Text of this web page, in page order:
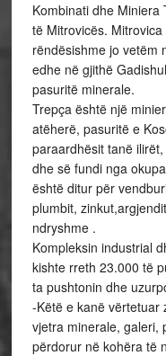
Kombinati dhe
të Mitrovicës.
rëndësishme jo vetëm
edhe në gjithë
pasuritë minerale.
Trepça është një
atëherë, pasuritë e
paraardhësit tanë
dhe së fundi nga
është ditur për
plumbit,
ndryshme .
Kompleksin industrial
kishte rreth 23.000 të
ta pushtonin dhe
-Këtë e kanë vërtetuar
vjetra minerale, galeri,
përdorur në kohëra të